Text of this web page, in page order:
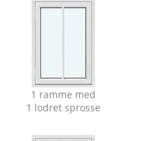
1 ramme med
1 lodret sprosse